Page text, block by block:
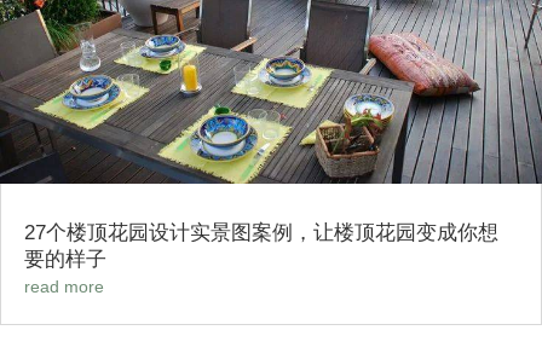
27个楼顶花园设计实景图案例，让楼顶花园变成你想
要的样子
read more